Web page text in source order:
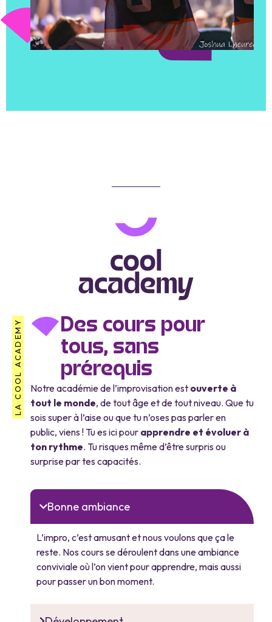
LA COOL ACADEMY
Des cours pour
tous, sans
prérequis
Notre académie de l’improvisation est ouverte à
tout le monde, de tout âge et de tout niveau. Que tu
sois super à l’aise ou que tu n’oses pas parler en
public, viens ! Tu es ici pour apprendre et évoluer à
ton rythme. Tu risques même d’être surpris ou
surprise par tes capacités.
Bonne ambiance
L’impro, c’est amusant et nous voulons que ça le
reste. Nos cours se déroulent dans une ambiance
conviviale où l’on vient pour apprendre, mais aussi
pour passer un bon moment.